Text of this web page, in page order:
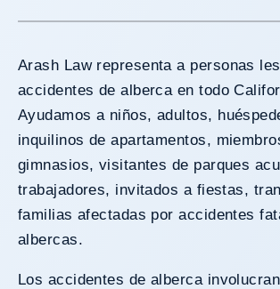
Arash Law representa a personas
accidentes de alberca en todo
Ayudamos a niños, adultos,
inquilinos de apartamentos,
gimnasios, visitantes de parques
trabajadores, invitados a fiestas,
familias afectadas por accidentes
albercas.
Los accidentes de alberca